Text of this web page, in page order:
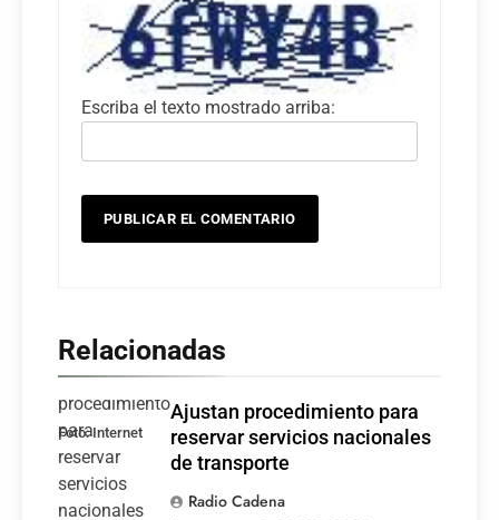
Escriba el texto mostrado arriba:
Relacionadas
Foto: Internet
Ajustan procedimiento para
reservar servicios nacionales
de transporte
Radio Cadena